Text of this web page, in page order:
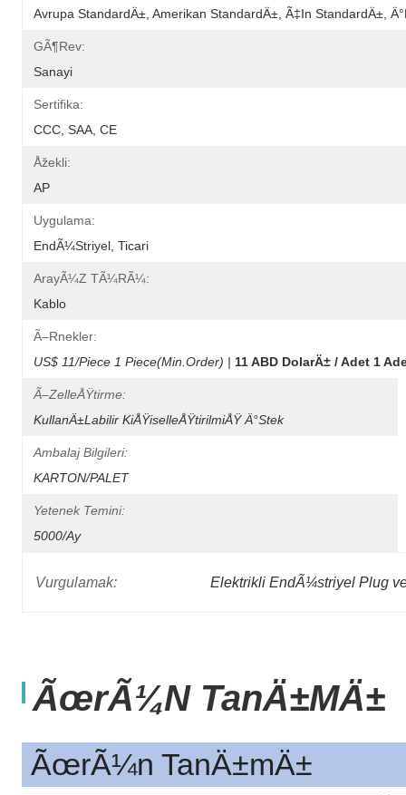
Avrupa StandardÄ±, Amerikan StandardÄ±, Ã‡in StandardÄ±,
GÃ¶rev:
Sanayi
Sertifika:
CCC, SAA, CE
Åžekli:
AP
Uygulama:
EndÃ¼striyel, Ticari
ArayÃ¼z TÃ¼rÃ¼:
Kablo
Ã–Rnekler:
US$ 11/Piece 1 Piece(Min.Order) | 11 ABD DolarÄ± / Adet 1
Ã–ZelleÅŸtirme:
KullanÄ±labilir KiÅŸiselleÅŸtirilmiÅŸ Ä°stek
Ambalaj Bilgileri:
KARTON/PALET
Yetenek Temini:
5000/ay
Vurgulamak: Elektrikli EndÃ¼striyel Plug
ÃœrÃ¼n TanÄ±mÄ±
ÃœrÃ¼n TanÄ±mÄ±